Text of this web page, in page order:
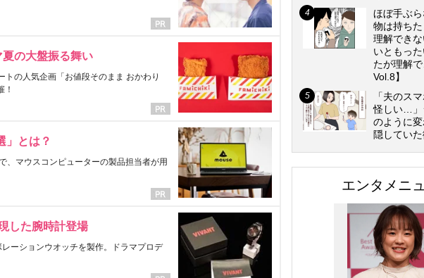
の大盤振る舞い
の人気企画「お値段そのまま おかわり
！
」とは？
、マウスコンピューターの製品担当者が用
した腕時計登場
ーションウオッチを製作。ドラマプロデ
ほぼ手ぶ
物は持ち
理解でき
いともっ
たが理解
Vol.8】
「夫のス
怪しい…」
のように
隠してい
エンタメニ